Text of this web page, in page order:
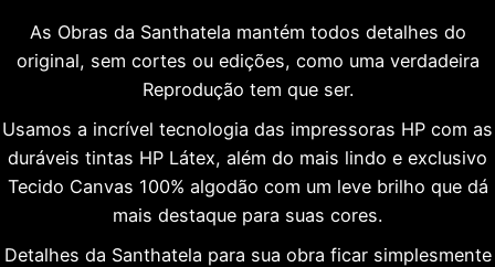
As Obras da Santhatela mantém todos detalhes do
original, sem cortes ou edições, como uma verdadeira
Reprodução tem que ser.
Usamos a incrível tecnologia das impressoras HP com as
duráveis tintas HP Látex, além do mais lindo e exclusivo
Tecido Canvas 100% algodão com um leve brilho que dá
mais destaque para suas cores.
Detalhes da Santhatela para sua obra ficar simplesmente